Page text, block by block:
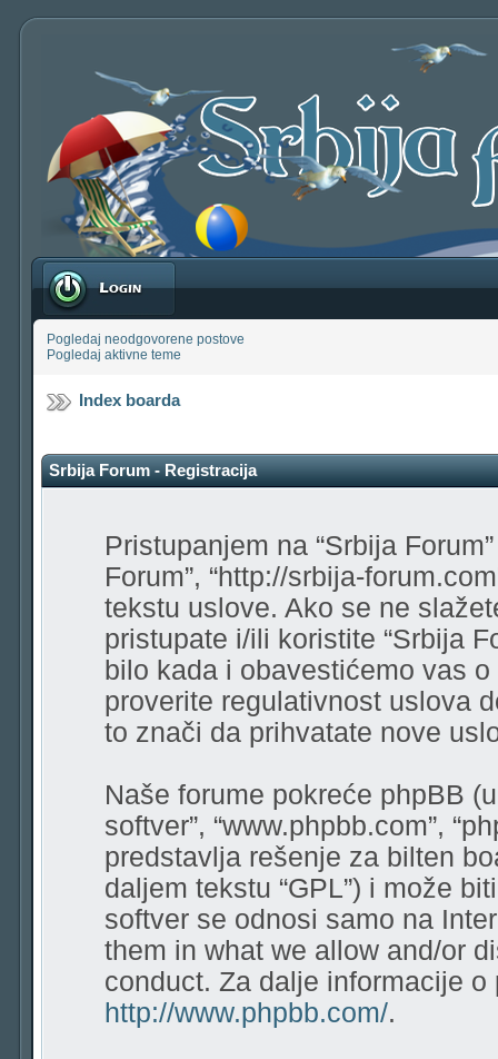
Prijavite se
Pogledaj neodgovorene postove
Pogledaj aktivne teme
Index boarda
Srbija Forum - Registracija
Pristupanjem na “Srbija
Forum”, “http://srbija-
tekstu uslove. Ako se ne
pristupate i/ili koristite “Srbija
bilo kada i obavestićemo vas
proverite regulativnost uslova
to znači da prihvatate nove
Naše forume pokreće phpBB
softver”, “www.phpbb.com”,
predstavlja rešenje za bilten
daljem tekstu “GPL”) i može
softver se odnosi samo na
them in what we allow and/or
conduct. Za dalje informacije
http://www.phpbb.com/.